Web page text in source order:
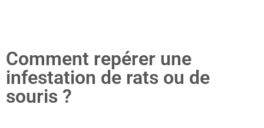
Comment repérer une
infestation de rats ou de
souris ?